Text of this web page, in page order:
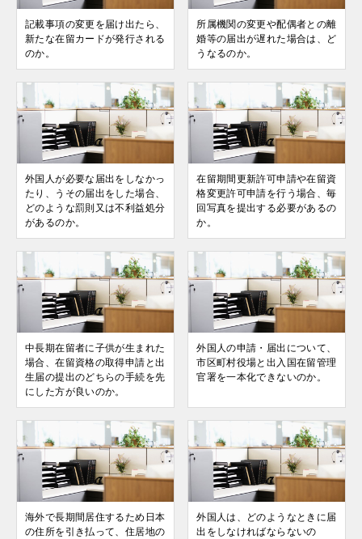
記載事項の変更を届け出たら、
新たな在留カードが発行される
のか。
所属機関の変更や配偶者との離
婚等の届出が遅れた場合は、ど
うなるのか。
外国人が必要な届出をしなかっ
たり、うその届出をした場合、
どのような罰則又は不利益処分
があるのか。
在留期間更新許可申請や在留資
格変更許可申請を行う場合、毎
回写真を提出する必要があるの
か。
中長期在留者に子供が生まれた
場合、在留資格の取得申請と出
生届の提出のどちらの手続を先
にした方が良いのか。
外国人の申請・届出について、
市区町村役場と出入国在留管理
官署を一本化できないのか。
海外で長期間居住するため日本
の住所を引き払って、住居地の
外国人は、どのようなときに届
出をしなければならないの